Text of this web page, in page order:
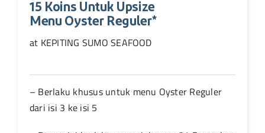
15 Koins Untuk Upsize
Menu Oyster Reguler*
at KEPITING SUMO SEAFOOD
– Berlaku khusus untuk menu Oyster Reguler
dari isi 3 ke isi 5